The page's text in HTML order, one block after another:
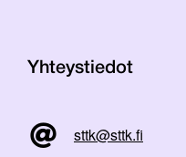
Yhteystiedot
sttk@sttk.fi